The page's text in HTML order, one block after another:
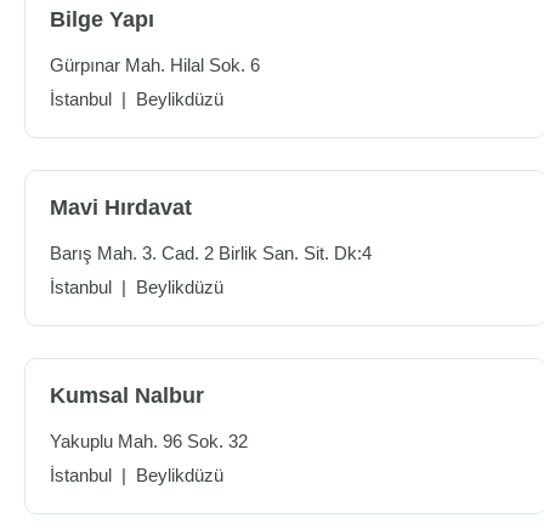
Bilge Yapı
Gürpınar Mah. Hilal Sok. 6
İstanbul | Beylikdüzü
Mavi Hırdavat
Barış Mah. 3. Cad. 2 Birlik San. Sit. Dk:4
İstanbul | Beylikdüzü
Kumsal Nalbur
Yakuplu Mah. 96 Sok. 32
İstanbul | Beylikdüzü